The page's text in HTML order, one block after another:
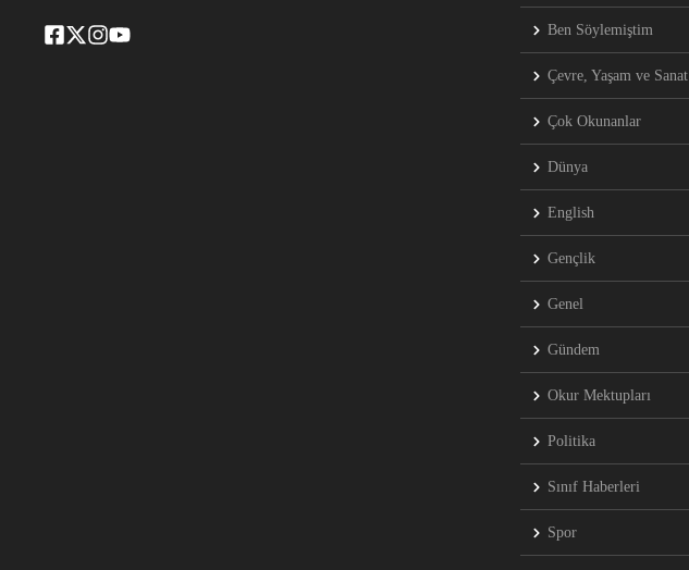
Ben Söylemiştim
Çevre, Yaşam ve Sanat
Çok Okunanlar
Dünya
English
Gençlik
Genel
Gündem
Okur Mektupları
Politika
Sınıf Haberleri
Spor